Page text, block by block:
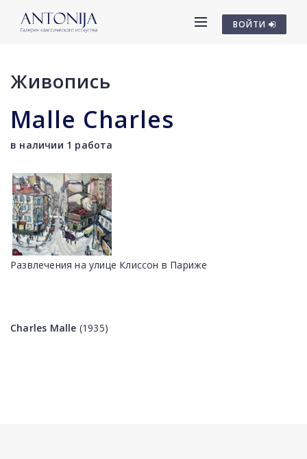
ВОЙТИ
Живопись
Malle Charles
в наличии 1 работа
Развлечения на улице Клиссон в Париже
Charles Malle (1935)